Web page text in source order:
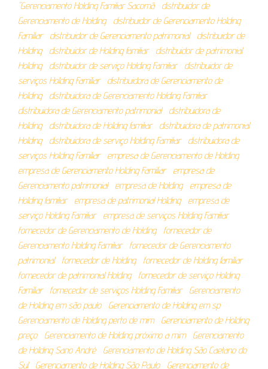
"Gerenciamento Holding Familiar Sacomã
distribuidor de
Gerenciamento de Holding
distribuidor de Gerenciamento Holding
Familiar
distribuidor de Gerenciamento patrimonial
distribuidor de
Holding
distribuidor de Holding familiar
distribuidor de patrimonial
Holding
distribuidor de serviço Holding Familiar
distribuidor de
serviços Holding Familiar
distribuidora de Gerenciamento de
Holding
distribuidora de Gerenciamento Holding Familiar
distribuidora de Gerenciamento patrimonial
distribuidora de
Holding
distribuidora de Holding familiar
distribuidora de patrimonial
Holding
distribuidora de serviço Holding Familiar
distribuidora de
serviços Holding Familiar
empresa de Gerenciamento de Holding
empresa de Gerenciamento Holding Familiar
empresa de
Gerenciamento patrimonial
empresa de Holding
empresa de
Holding familiar
empresa de patrimonial Holding
empresa de
serviço Holding Familiar
empresa de serviços Holding Familiar
fornecedor de Gerenciamento de Holding
fornecedor de
Gerenciamento Holding Familiar
fornecedor de Gerenciamento
patrimonial
fornecedor de Holding
fornecedor de Holding familiar
fornecedor de patrimonial Holding
fornecedor de serviço Holding
Familiar
fornecedor de serviços Holding Familiar
Gerenciamento
de Holding em são paulo
Gerenciamento de Holding em sp
Gerenciamento de Holding perto de mim
Gerenciamento de Holding
preço
Gerenciamento de Holding próximo a mim
Gerenciamento
de Holding Sano André
Gerenciamento de Holding São Caetano do
Sul
Gerenciamento de Holding São Paulo
Gerenciamento de